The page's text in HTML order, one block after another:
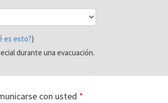
es esto?)
durante una evacuación.
con usted *